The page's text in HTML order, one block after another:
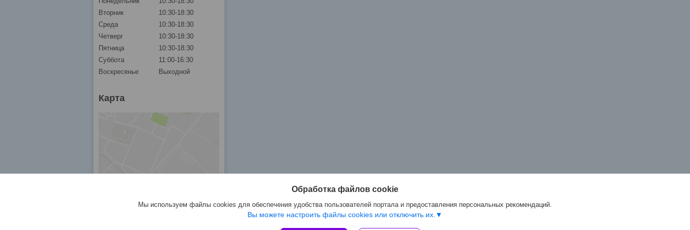
Вторник
10:30-18:30
Среда
10:30-18:30
Четверг
10:30-18:30
Пятница
10:30-18:30
Суббота
11:00-16:30
Воскресенье
Выходной
Карта
Обработка файлов cookie
Мы используем файлы cookies для обеспечения удобства пользователей портала и предоставления персональных рекомендаций.
Вы можете настроить файлы cookies или отключить их.